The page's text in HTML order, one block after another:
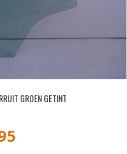
GROEN GETINT